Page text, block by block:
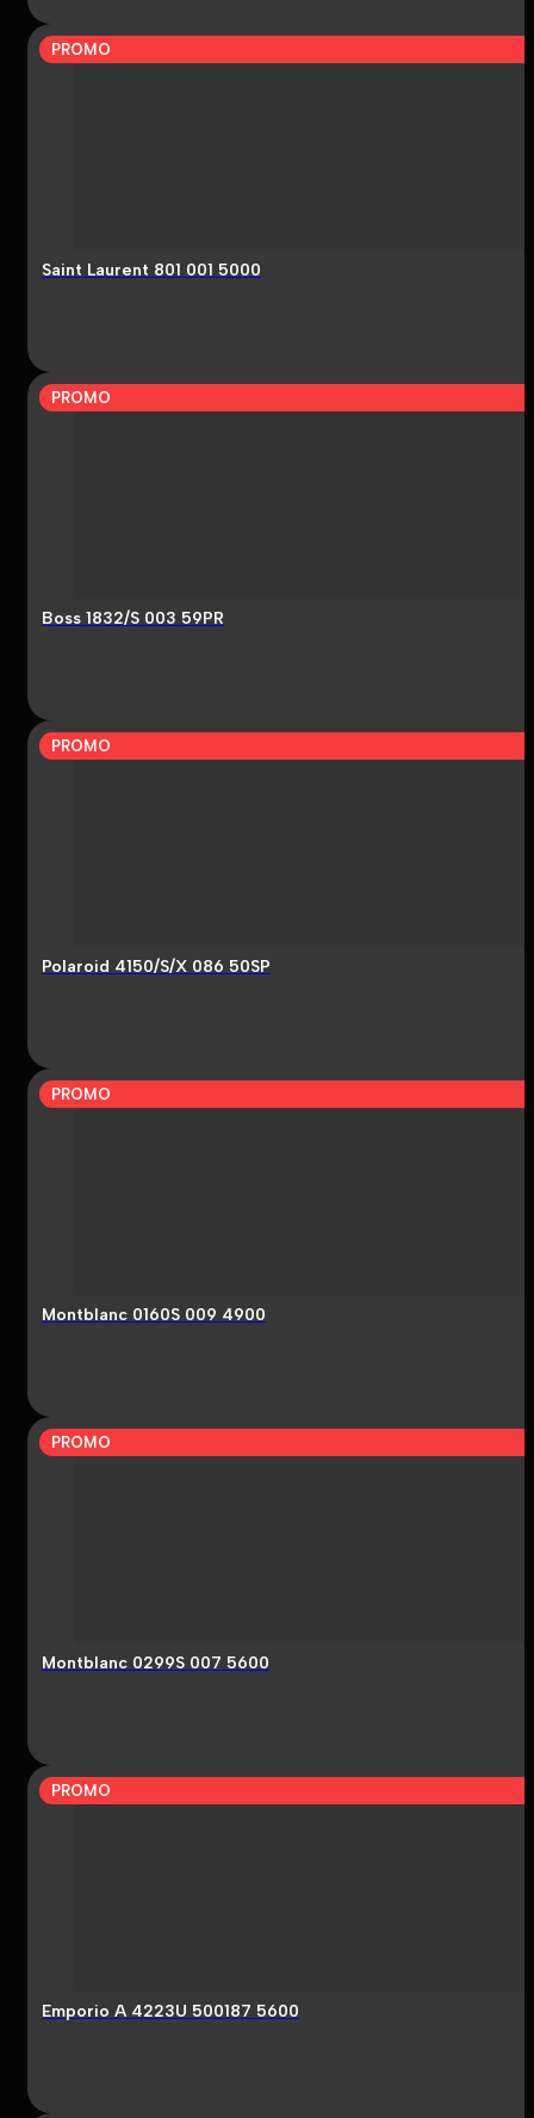
PROMO
Saint Laurent 801 001 5000
PROMO
Boss 1832/S 003 59PR
PROMO
Polaroid 4150/S/X 086 50SP
PROMO
Montblanc 0160S 009 4900
PROMO
Montblanc 0299S 007 5600
PROMO
Emporio A 4223U 500187 5600